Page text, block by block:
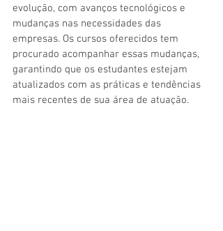
evolução, com avanços tecnológicos e
mudanças nas necessidades das
empresas. Os cursos oferecidos tem
procurado acompanhar essas mudanças,
garantindo que os estudantes estejam
atualizados com as práticas e tendências
mais recentes de sua área de atuação.